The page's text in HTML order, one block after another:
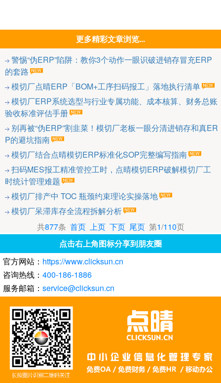
更多精彩文章浏览...
警惕“伪ERP”陷阱：教你3个动作一眼识破进销存冒充ERP
的套路
模切厂点晴ERP「BOM+工序扫码报工」落地执行清单
模切厂ERP系统选型与行业专属功能、成本核算、财务总账
验收标准评估手册
别再被“伪ERP”割韭菜！模切厂老板一眼分清进销存和真ER
P的避坑指南
模切厂结合点晴模切ERP标准化SOP完整编写指南
扫码MES报工精准管控工时，点晴模切ERP破解模切厂工
时统计管理难题
模切厂排产中 TOC 瓶颈约束理论实操落地
模切厂呆滞库存全流程拆解分析
共877条 首页 上页 下页 尾页第1/110页
点击右上角图标分享到朋友圈
官方网站： https://www.clicksun.cn
咨询热线： 400-186-1886
服务邮箱： service@clicksun.cn